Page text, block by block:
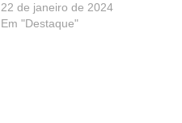
22 de janeiro de 2024
Em "Destaque"